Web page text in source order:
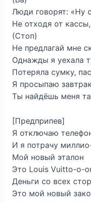
Люди говорят: «Ну
Не отходя от
(Стоп)
Не предлагай мне
Однажды я уехала
Потеряла сумку,
Я просыпаю
Ты найдёшь меня
[Предприпев]
Я отключаю
И я потрачу
Мой новый эталон
Это Louis Vuitto-o-
Деньги со всех
Это мой новый